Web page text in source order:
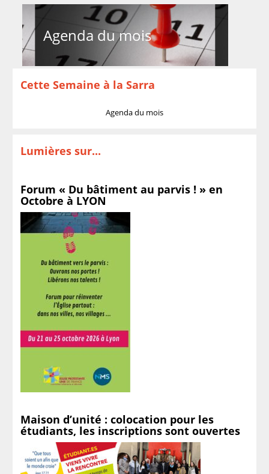
Agenda du mois
Cette Semaine à la Sarra
Agenda du mois
Lumières sur...
Forum « Du bâtiment au parvis ! » en
Octobre à LYON
Maison d’unité : colocation pour les
étudiants, les inscriptions sont ouvertes